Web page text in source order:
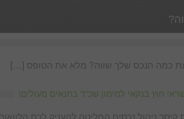
כמה הנכס שלך שווה? מלא את הטופס […]
חוץ בנקאי למימון שכ"ד בתנאים מעולים!
ניהול נכסים החליטה להעניק לכם